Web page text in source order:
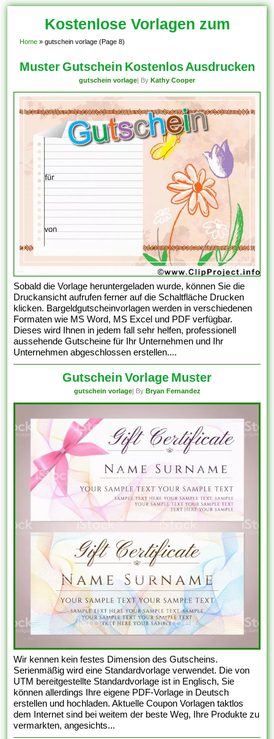
Kostenlose Vorlagen zum
Download!
Home » gutschein vorlage (Page 8)
Muster Gutschein Kostenlos Ausdrucken
gutschein vorlage| By Kathy Cooper
Sobald die Vorlage heruntergeladen wurde, können Sie die
Druckansicht aufrufen ferner auf die Schaltfläche Drucken
klicken. Bargeldgutscheinvorlagen werden in verschiedenen
Formaten wie MS Word, MS Excel und PDF verfügbar.
Dieses wird Ihnen in jedem fall sehr helfen, professionell
aussehende Gutscheine für Ihr Unternehmen und Ihr
Unternehmen abgeschlossen erstellen....
Gutschein Vorlage Muster
gutschein vorlage| By Bryan Fernandez
Wir kennen kein festes Dimension des Gutscheins.
Serienmäßig wird eine Standardvorlage verwendet. Die von
UTM bereitgestellte Standardvorlage ist in Englisch, Sie
können allerdings Ihre eigene PDF-Vorlage in Deutsch
erstellen und hochladen. Aktuelle Coupon Vorlagen taktlos
dem Internet sind bei weitem der beste Weg, Ihre Produkte zu
vermarkten, angesichts...